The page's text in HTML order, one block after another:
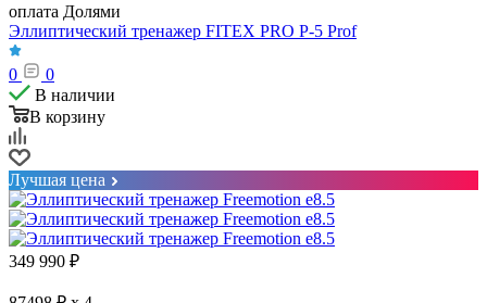
оплата Долями
Эллиптический тренажер FITEX PRO P-5 Prof
0
0
В наличии
В корзину
Лучшая цена
349 990 ₽